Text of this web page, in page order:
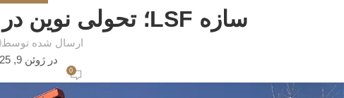
سازه LSF؛ تحولی نوین در ساختمان‌سازی مدرن
ارسال شده توسط
در ژوئن 9, 2025
0